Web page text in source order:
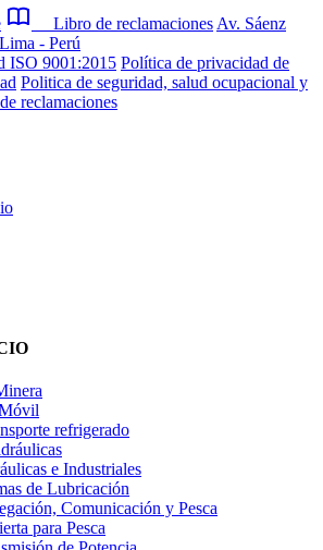
Libro de reclamaciones Av. Sáenz
- Perú
ISO 9001:2015 Política de privacidad de
Politica de seguridad, salud ocupacional y
reclamaciones
refrigerado
e Industriales
de Lubricación
Comunicación y Pesca
para Pesca